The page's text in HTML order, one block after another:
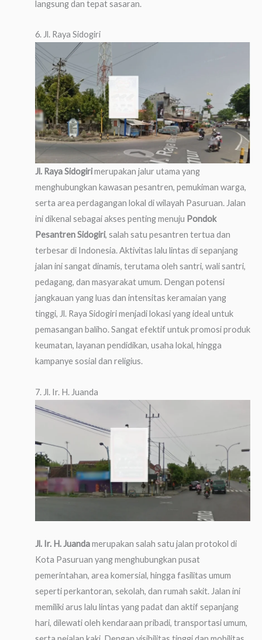
langsung dan tepat sasaran.
6. Jl. Raya Sidogiri
Jl. Raya Sidogirimerupakan jalur utama yang
menghubungkan kawasan pesantren, pemukiman warga,
serta area perdagangan lokal di wilayah Pasuruan. Jalan
ini dikenal sebagai akses penting menuju Pondok
Pesantren Sidogiri, salah satu pesantren tertua dan
terbesar di Indonesia. Aktivitas lalu lintas di sepanjang
jalan ini sangat dinamis, terutama oleh santri, wali santri,
pedagang, dan masyarakat umum. Dengan potensi
jangkauan yang luas dan intensitas keramaian yang
tinggi, Jl. Raya Sidogiri menjadi lokasi yang ideal untuk
pemasangan baliho. Sangat efektif untuk promosi produk
keumatan, layanan pendidikan, usaha lokal, hingga
kampanye sosial dan religius.
7. Jl. Ir. H. Juanda
Jl. Ir. H. Juandamerupakan salah satu jalan protokol di
Kota Pasuruan yang menghubungkan pusat
pemerintahan, area komersial, hingga fasilitas umum
seperti perkantoran, sekolah, dan rumah sakit. Jalan ini
memiliki arus lalu lintas yang padat dan aktif sepanjang
hari, dilewati oleh kendaraan pribadi, transportasi umum,